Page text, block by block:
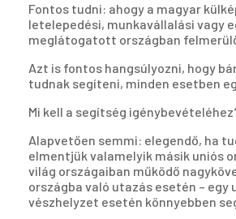
Fontos tudni: ahogy a magyar
letelepedési, munkavállalási vagy
meglátogatott országban
Azt is fontos hangsúlyozni, hogy
tudnak segíteni, minden esetben
Mi kell a segítség
Alapvetően semmi: elegendő, ha
elmentjük valamelyik másik uniós
világ országaiban működő
országba való utazás esetén –
vészhelyzet esetén könnyebben